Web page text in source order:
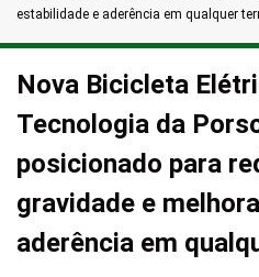
estabilidade e aderência em qualquer
Nova Bicicleta
Tecnologia da
posicionado para
gravidade e
aderência em